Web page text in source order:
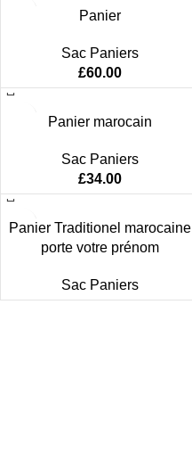
Panier
Sac Paniers
£60.00
Panier marocain
Sac Paniers
£34.00
Panier Traditionel marocaine
porte votre prénom
Sac Paniers